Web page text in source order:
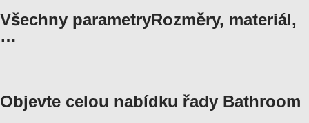
Všechny parametryRozměry, materiál,
…
Objevte celou nabídku řady Bathroom